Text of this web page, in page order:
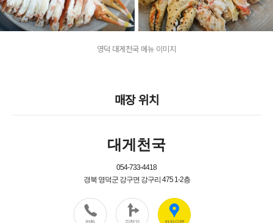
영덕 대게천국 메뉴 이미지
매장 위치